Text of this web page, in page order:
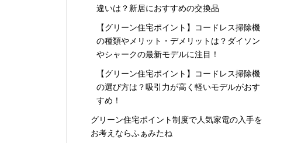
違いは？新居におすすめの交換品
【グリーン住宅ポイント】コードレス掃除機
の種類やメリット・デメリットは？ダイソン
やシャークの最新モデルに注目！
【グリーン住宅ポイント】コードレス掃除機
の選び方は？吸引力が高く軽いモデルがおす
すめ！
グリーン住宅ポイント制度で人気家電の入手を
お考えならふぁみたね